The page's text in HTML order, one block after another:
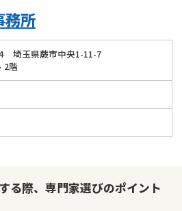
務所
埼玉県蕨市中央1-11-7
2階
る際、専門家選びのポイント